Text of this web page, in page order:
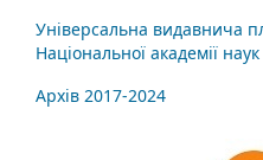
Універсальна видавнича
Національної академії
Архів 2017-2024